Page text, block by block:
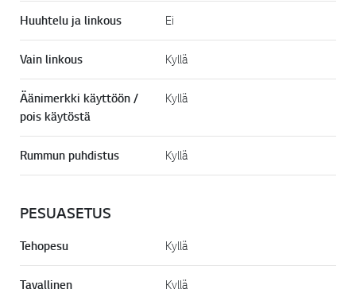
Huuhtelu ja linkous Ei
Vain linkous Kyllä
Äänimerkki käyttöön /
pois käytöstä
Kyllä
Rummun puhdistus Kyllä
PESUASETUS
Tehopesu Kyllä
Tavallinen Kyllä